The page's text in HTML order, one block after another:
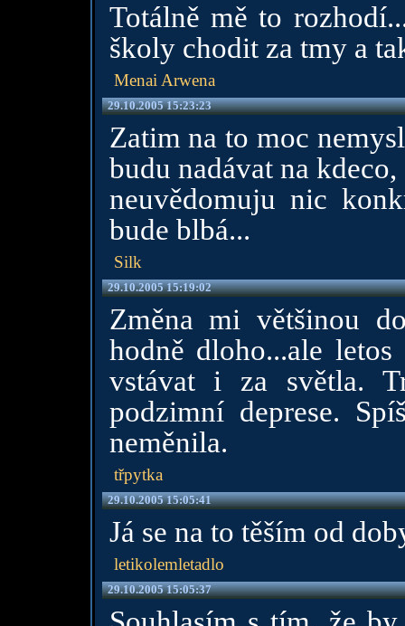
Totálně mě to
školy chodit za tmy a
Menai Arwena
29.10.2005 15:23:23
Zatim na to moc
budu nadávat na
neuvědomuju nic
bude blbá...
Silk
29.10.2005 15:19:02
Změna mi většinou
hodně dloho...ale
vstávat i za světla.
podzimní deprese.
neměnila.
třpytka
29.10.2005 15:05:41
Já se na to těším od
letikolemletadlo
29.10.2005 15:05:37